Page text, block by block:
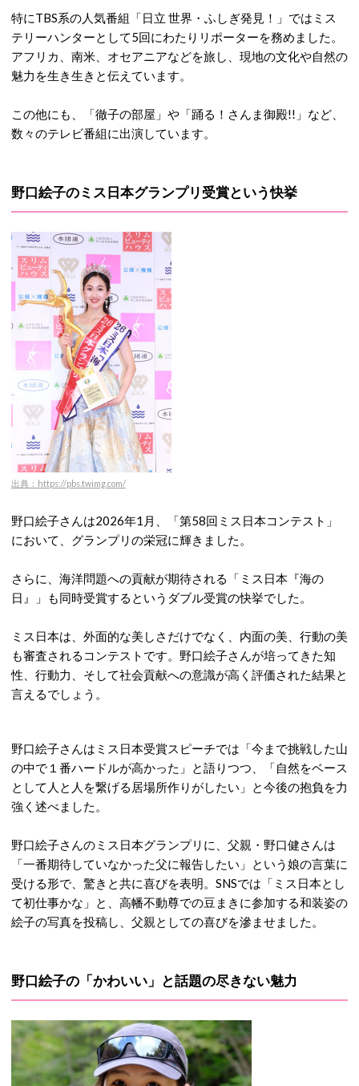
特にTBS系の人気番組「日立 世界・ふしぎ発見！」ではミス
テリーハンターとして5回にわたりリポーターを務めました。
アフリカ、南米、オセアニアなどを旅し、現地の文化や自然の
魅力を生き生きと伝えています。
この他にも、「徹子の部屋」や「踊る！さんま御殿!!」など、
数々のテレビ番組に出演しています。
野口絵子のミス日本グランプリ受賞という快挙
出典：https://pbs.twimg.com/
野口絵子さんは2026年1月、
「第58回ミス日本コンテスト」
において、グランプリの栄冠に輝きました。
さらに、海洋問題への貢献が期待される「ミス日本『海の
日』」も同時受賞するというダブル受賞の快挙でした。
ミス日本は、外面的な美しさだけでなく、内面の美、行動の美
も審査されるコンテストです。野口絵子さんが培ってきた知
性、行動力、そして社会貢献への意識が高く評価された結果と
言えるでしょう。
野口絵子さんはミス日本受賞スピーチでは「今まで挑戦した山
の中で１番ハードルが高かった」と語りつつ、「自然をベース
として人と人を繋げる居場所作りがしたい」と今後の抱負を力
強く述べました。
野口絵子さんのミス日本グランプリに、父親・野口健さんは
「一番期待していなかった父に報告したい」という娘の言葉に
受ける形で、驚きと共に喜びを表明。 SNSでは「ミス日本とし
て初仕事かな」と、高幡不動尊での豆まきに参加する和装姿の
絵子の写真を投稿し、父親としての喜びを滲ませました。
野口絵子の「かわいい」と話題の尽きない魅力